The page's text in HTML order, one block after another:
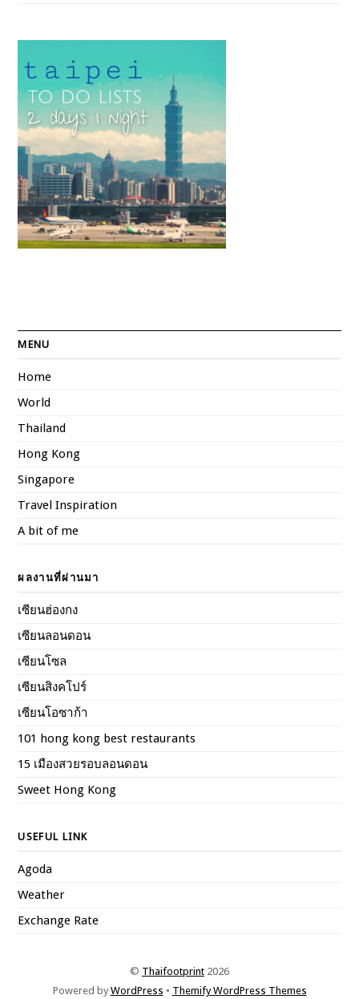
MENU
Home
World
Thailand
Hong Kong
Singapore
Travel Inspiration
A bit of me
ผลงานที่ผ่านมา
เซียนฮ่องกง
เซียนลอนดอน
เซียนโซล
เซียนสิงคโปร์
เซียนโอซาก้า
101 hong kong best restaurants
15 เมืองสวยรอบลอนดอน
Sweet Hong Kong
USEFUL LINK
Agoda
Weather
Exchange Rate
© Thaifootprint 2026
Powered byWordPress • Themify WordPress Themes